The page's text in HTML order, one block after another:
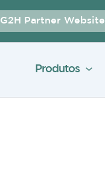
G2H Partner Website
Produtos